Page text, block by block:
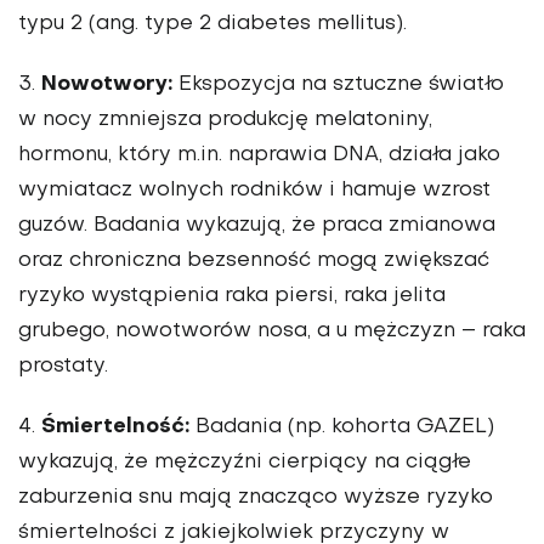
typu 2 (ang. type 2 diabetes mellitus).
3. Nowotwory: Ekspozycja na sztuczne światło
w nocy zmniejsza produkcję melatoniny,
hormonu, który m.in. naprawia DNA, działa jako
wymiatacz wolnych rodników i hamuje wzrost
guzów. Badania wykazują, że praca zmianowa
oraz chroniczna bezsenność mogą zwiększać
ryzyko wystąpienia raka piersi, raka jelita
grubego, nowotworów nosa, a u mężczyzn – raka
prostaty.
4. Śmiertelność: Badania (np. kohorta GAZEL)
wykazują, że mężczyźni cierpiący na ciągłe
zaburzenia snu mają znacząco wyższe ryzyko
śmiertelności z jakiejkolwiek przyczyny w